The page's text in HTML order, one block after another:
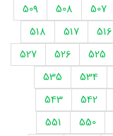
507
508
509
516
517
518
525
526
527
534
535
542
543
550
551